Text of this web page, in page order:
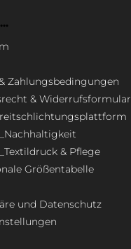
Zahlungsbedingungen
& Widerrufsformular
& Pflege
Größentabelle
und Datenschutz